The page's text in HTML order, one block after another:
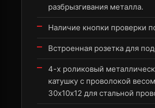
разбрызгивания металла.
Наличие кнопки проверки
Встроенная розетка для
4-х роликовый
катушку с проволокой
30х10х12 для стальной